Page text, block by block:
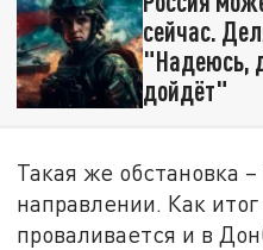
сейчас.
"Надеюсь,
дойдёт"
Такая же обстановка
направлении. Как
проваливается и в